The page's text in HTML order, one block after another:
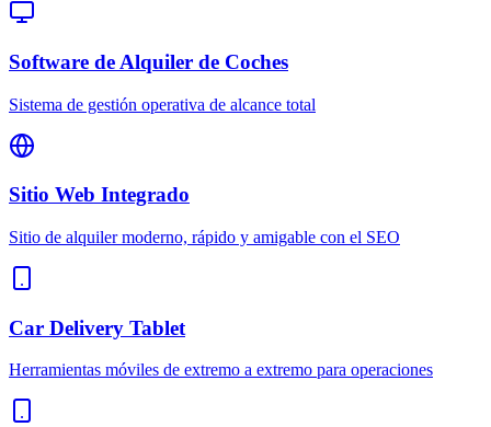
Software de Alquiler de Coches
Sistema de gestión operativa de alcance total
Sitio Web Integrado
Sitio de alquiler moderno, rápido y amigable con el SEO
Car Delivery Tablet
Herramientas móviles de extremo a extremo para operaciones